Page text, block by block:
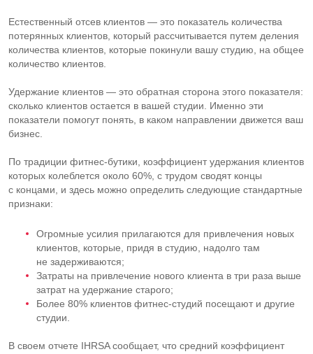
Естественный отсев клиентов — это показатель количества
потерянных клиентов, который рассчитывается путем деления
количества клиентов, которые покинули вашу студию, на общее
количество клиентов.
Удержание клиентов — это обратная сторона этого показателя:
сколько клиентов остается в вашей студии. Именно эти
показатели помогут понять, в каком направлении движется ваш
бизнес.
По традиции фитнес-бутики , коэффициент удержания клиентов
которых колеблется около 60%, с трудом сводят концы
с концами, и здесь можно определить следующие стандартные
признаки:
Огромные усилия прилагаются для привлечения новых
клиентов, которые, придя в студию, надолго там
не задерживаются;
Затраты на привлечение нового клиента в три раза выше
затрат на удержание старого;
Более 80% клиентов фитнес-студий посещают и другие
студии.
В своем отчете IHRSA сообщает, что средний коэффициент